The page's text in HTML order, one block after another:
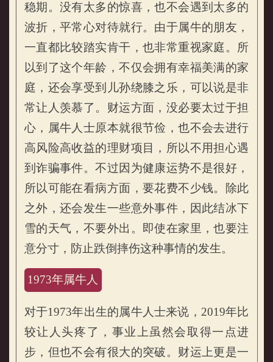
稳期。没有太多的惊喜，也不会遇到太多的
波折，平常心对待就行。由于属牛的朋友，
一直都比较踏实肯干，也非常重视家庭。所
以到了这个年龄，不仅会拥有幸福美满的家
庭，还会享受到儿孙绕膝之乐，可以说是非
常让人羡慕了。财运方面，没必要太过于担
心，属牛人士原本就很节俭，也不会去进行
高风险高收益的理财项目，所以不用担心遇
到诈骗事件。不过因为健康运势不是很好，
所以可能在看病方面，要花费不少钱。除此
之外，还会发生一些意外事件，因此结冰下
雪的天气，不要外出。即使在家里，也要注
意分寸，防止跌倒摔伤这种事情的发生。
1973年属牛人
对于1973年出生的属牛人士来说，2019年比
较让人头疼了，事业上虽然会取得一点进
步，但也不会有很大的突破。财运上更是一